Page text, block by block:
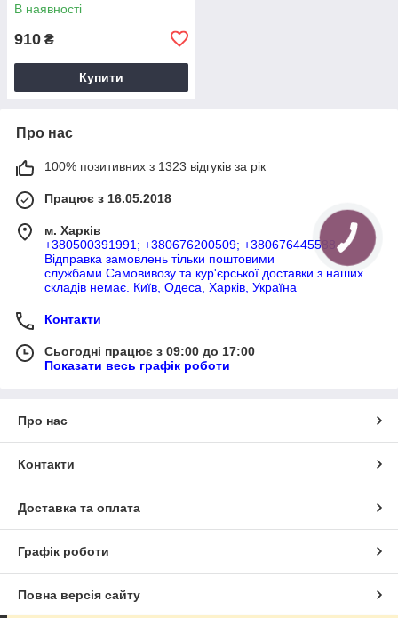
В наявності
910 ₴
Купити
Про нас
100% позитивних з 1323 відгуків за рік
Працює з 16.05.2018
м. Харків
+380500391991; +380676200509; +380676445588
Відправка замовлень тільки поштовими
службами.Самовивозу та кур'єрської доставки з наших
складів немає. Київ, Одеса, Харків, Україна
Контакти
Сьогодні працює з 09:00 до 17:00
Показати весь графік роботи
Про нас
Контакти
Доставка та оплата
Графік роботи
Повна версія сайту